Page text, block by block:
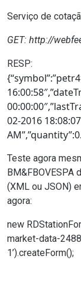
Serviço de
GET: http://
RESP:
02-2016
Teste agora
BM&FBOVESPA
(XML ou JSON)
agora:
new
market-data-
1’).createForm();